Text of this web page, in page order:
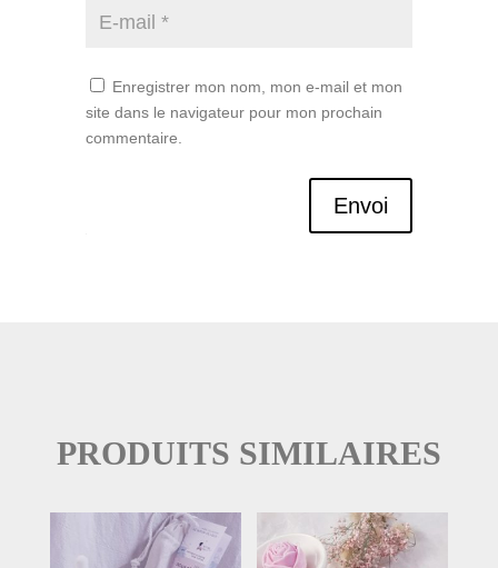
Enregistrer mon nom, mon e-mail et mon
site dans le navigateur pour mon prochain
commentaire.
Envoi
PRODUITS SIMILAIRES